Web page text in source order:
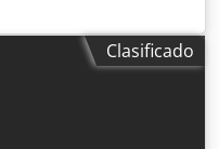
Potencia del husillo
5 ejes
Credpfx Ajyzyrvekqef
22
Clasificado